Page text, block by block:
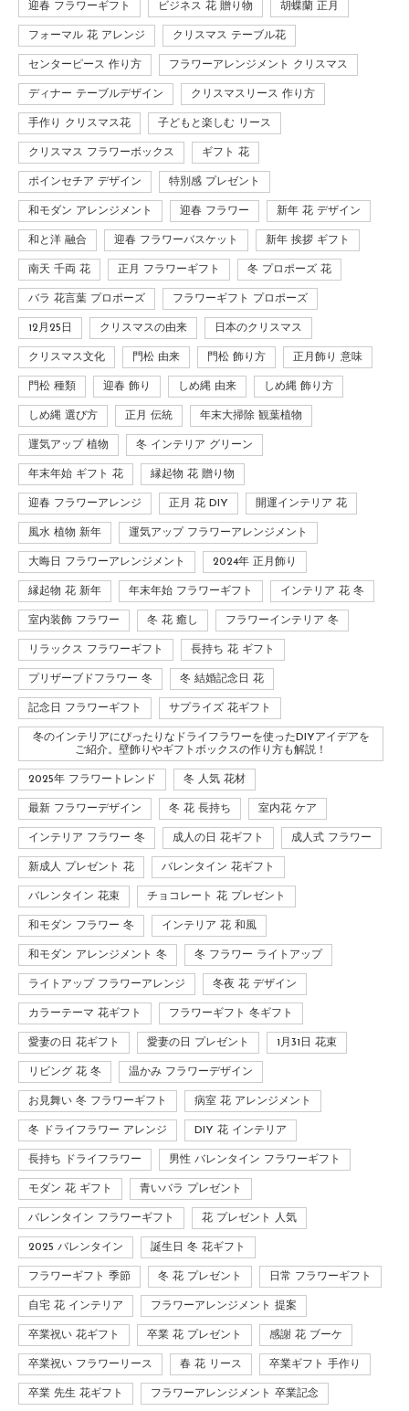
迎春 フラワーギフト ビジネス 花 贈り物 胡蝶蘭 正月
フォーマル 花 アレンジ クリスマス テーブル花
センターピース 作り方 フラワーアレンジメント クリスマス
ディナー テーブルデザイン クリスマスリース 作り方
手作り クリスマス花 子どもと楽しむ リース
クリスマス フラワーボックス ギフト 花
ポインセチア デザイン 特別感 プレゼント
和モダン アレンジメント 迎春 フラワー 新年 花 デザイン
和と洋 融合 迎春 フラワーバスケット 新年 挨拶 ギフト
南天 千両 花 正月 フラワーギフト 冬 プロポーズ 花
バラ 花言葉 プロポーズ フラワーギフト プロポーズ
12月25日 クリスマスの由来 日本のクリスマス
クリスマス文化 門松 由来 門松 飾り方 正月飾り 意味
門松 種類 迎春 飾り しめ縄 由来 しめ縄 飾り方
しめ縄 選び方 正月 伝統 年末大掃除 観葉植物
運気アップ 植物 冬 インテリア グリーン
年末年始 ギフト 花 縁起物 花 贈り物
迎春 フラワーアレンジ 正月 花 DIY 開運インテリア 花
風水 植物 新年 運気アップ フラワーアレンジメント
大晦日 フラワーアレンジメント 2024年 正月飾り
縁起物 花 新年 年末年始 フラワーギフト インテリア 花 冬
室内装飾 フラワー 冬 花 癒し フラワーインテリア 冬
リラックス フラワーギフト 長持ち 花 ギフト
プリザーブドフラワー 冬 冬 結婚記念日 花
記念日 フラワーギフト サプライズ 花ギフト
冬のインテリアにぴったりなドライフラワーを使ったDIYアイデアを
ご紹介。壁飾りやギフトボックスの作り方も解説！
2025年 フラワートレンド 冬 人気 花材
最新 フラワーデザイン 冬 花 長持ち 室内花 ケア
インテリア フラワー 冬 成人の日 花ギフト 成人式 フラワー
新成人 プレゼント 花 バレンタイン 花ギフト
バレンタイン 花束 チョコレート 花 プレゼント
和モダン フラワー 冬 インテリア 花 和風
和モダン アレンジメント 冬 冬 フラワー ライトアップ
ライトアップ フラワーアレンジ 冬夜 花 デザイン
カラーテーマ 花ギフト フラワーギフト 冬ギフト
愛妻の日 花ギフト 愛妻の日 プレゼント 1月31日 花束
リビング 花 冬 温かみ フラワーデザイン
お見舞い 冬 フラワーギフト 病室 花 アレンジメント
冬 ドライフラワー アレンジ DIY 花 インテリア
長持ち ドライフラワー 男性 バレンタイン フラワーギフト
モダン 花 ギフト 青いバラ プレゼント
バレンタイン フラワーギフト 花 プレゼント 人気
2025 バレンタイン 誕生日 冬 花ギフト
フラワーギフト 季節 冬 花 プレゼント 日常 フラワーギフト
自宅 花 インテリア フラワーアレンジメント 提案
卒業祝い 花ギフト 卒業 花 プレゼント 感謝 花 ブーケ
卒業祝い フラワーリース 春 花 リース 卒業ギフト 手作り
卒業 先生 花ギフト フラワーアレンジメント 卒業記念